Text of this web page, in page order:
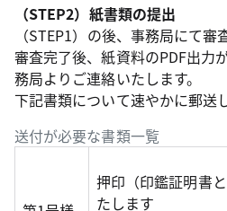
（STEP2）紙書類の提出
（STEP1）の後、事務局にて審
審査完了後、紙資料のPDF出力
務局よりご連絡いたします。
下記書類について速やかに郵送
送付が必要な書類一覧
押印（印鑑証明書
たします